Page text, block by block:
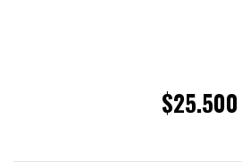
$25.500